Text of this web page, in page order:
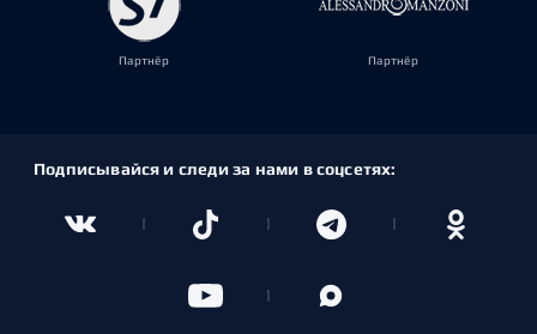
Партнёр Партнёр
Подписывайся и следи за нами в соцсетях: